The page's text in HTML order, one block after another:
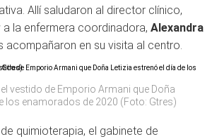
Allí saludaron al director clínico,
a la enfermera coordinadora, Alexandra
acompañaron en su visita al centro.
vestido de Emporio Armani que Doña
los enamorados de 2020 (Foto: Gtres)
quimioterapia, el gabinete de